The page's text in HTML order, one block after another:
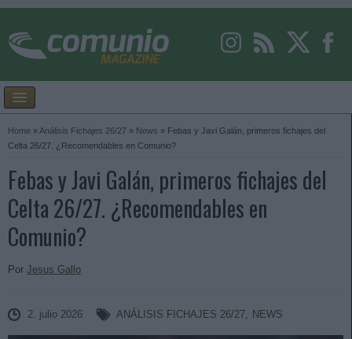
Home »Análisis Fichajes 26/27 » News » Febas y Javi Galán, primeros fichajes del
Celta 26/27. ¿Recomendables en Comunio?
Febas y Javi Galán, primeros fichajes del
Celta 26/27. ¿Recomendables en
Comunio?
Por Jesus Gallo
2. julio 2026 ANÁLISIS FICHAJES 26/27, NEWS